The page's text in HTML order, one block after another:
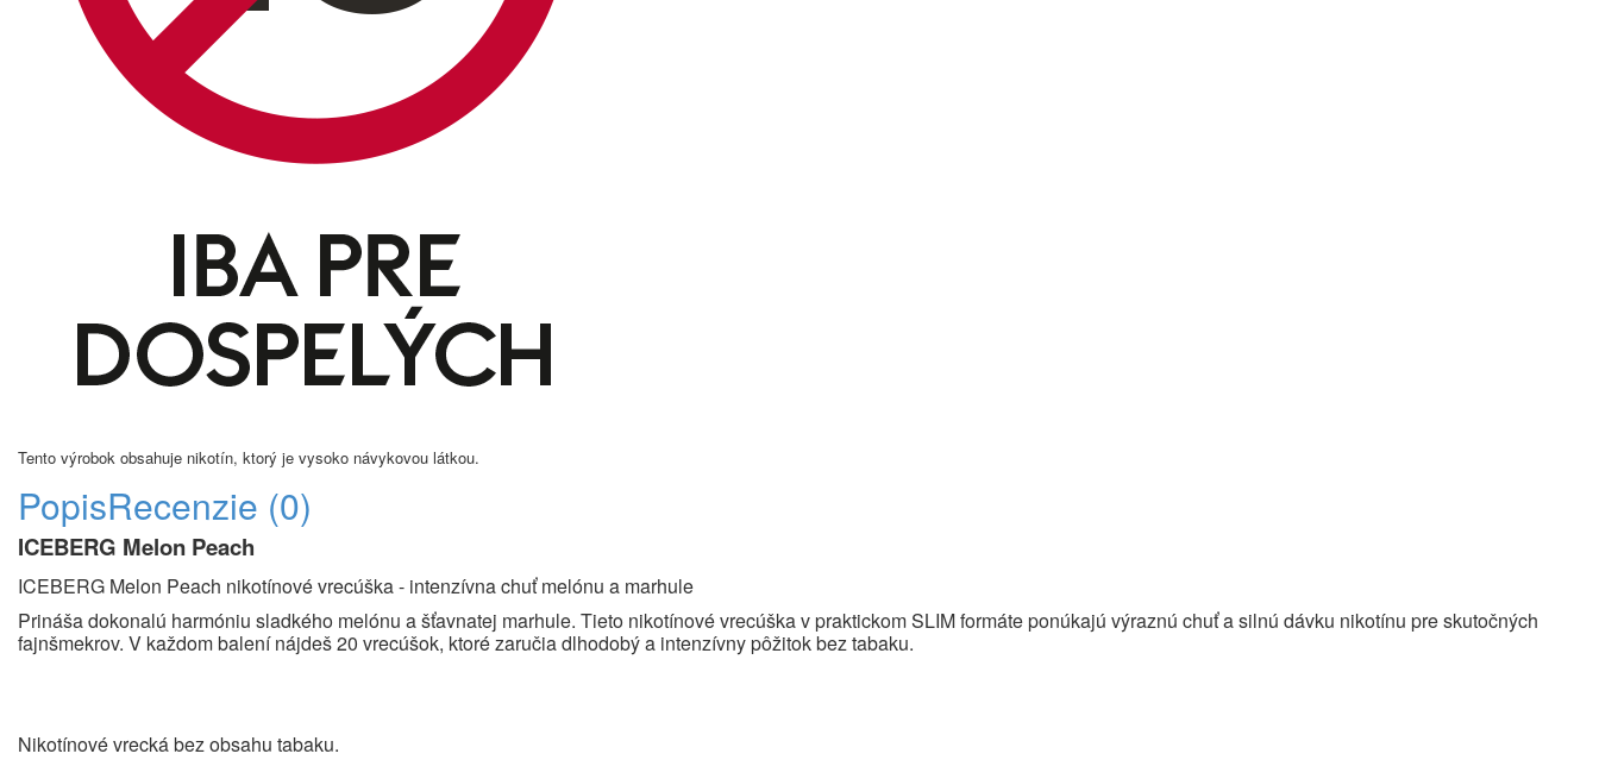
Tento výrobok obsahuje nikotín, ktorý je vysoko návykovou látkou.
PopisRecenzie (0)
ICEBERG Melon Peach
ICEBERG Melon Peach nikotínové vrecúška - intenzívna chuť melónu a marhule
Prináša dokonalú harmóniu sladkého melónu a šťavnatej marhule. Tieto nikotínové vrecúška v praktickom SLIM formáte ponúkajú výraznú chuť a silnú dávku nikotínu pre skutočných
fajnšmekrov. V každom balení nájdeš 20 vrecúšok, ktoré zaručia dlhodobý a intenzívny pôžitok bez tabaku.
Nikotínové vrecká bez obsahu tabaku.